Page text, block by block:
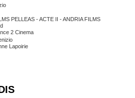
PELLEAS - ACTE II - ANDRIA FILMS
2 Cinema
Lapoirie